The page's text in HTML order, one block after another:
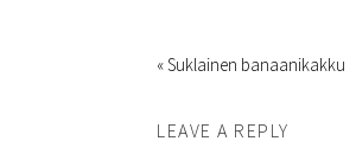
« Suklainen banaanikakku
LEAVE A REPLY